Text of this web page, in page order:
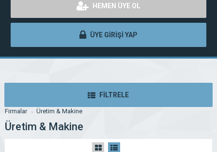
HEMEN ÜYE OL
ÜYE GİRİŞİ YAP
FİLTRELE
Firmalar Üretim & Makine
Üretim & Makine